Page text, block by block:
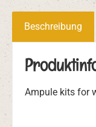
Beschreibung
Ampule kits for